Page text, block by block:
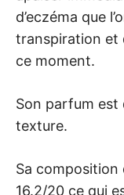
d’eczéma que
transpiration et
ce moment.
Son parfum est
texture.
Sa composition
16.2/20 ce qui